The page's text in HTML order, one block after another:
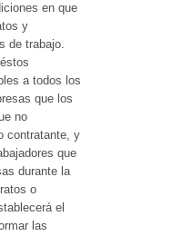
en que
y
de trabajo.
a todos los
que los
no
contratante, y
que
durante la
o
el
las